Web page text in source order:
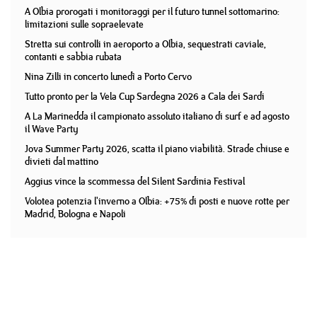
A Olbia prorogati i monitoraggi per il futuro tunnel sottomarino:
limitazioni sulle sopraelevate
Stretta sui controlli in aeroporto a Olbia, sequestrati caviale,
contanti e sabbia rubata
Nina Zilli in concerto lunedì a Porto Cervo
Tutto pronto per la Vela Cup Sardegna 2026 a Cala dei Sardi
A La Marinedda il campionato assoluto italiano di surf e ad agosto
il Wave Party
Jova Summer Party 2026, scatta il piano viabilità. Strade chiuse e
divieti dal mattino
Aggius vince la scommessa del Silent Sardinia Festival
Volotea potenzia l'inverno a Olbia: +75% di posti e nuove rotte per
Madrid, Bologna e Napoli